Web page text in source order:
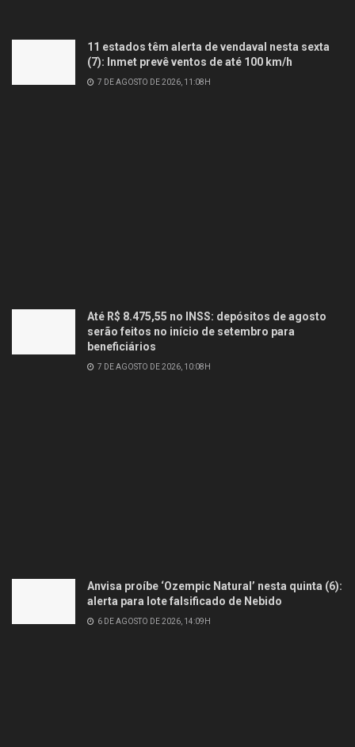
11 estados têm alerta de vendaval nesta sexta
(7): Inmet prevê ventos de até 100 km/h
7 DE AGOSTO DE 2026, 11:08H
Até R$ 8.475,55 no INSS: depósitos de agosto
serão feitos no início de setembro para
beneficiários
7 DE AGOSTO DE 2026, 10:08H
Anvisa proíbe ‘Ozempic Natural’ nesta quinta (6):
alerta para lote falsificado de Nebido
6 DE AGOSTO DE 2026, 14:09H